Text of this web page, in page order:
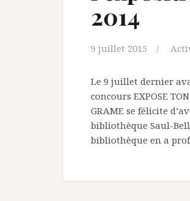
2014
9 juillet 2015
Le 9 juillet dernier
concours EXPOSE
GRAME se félicite
bibliothèque Saul-
bibliothèque en a